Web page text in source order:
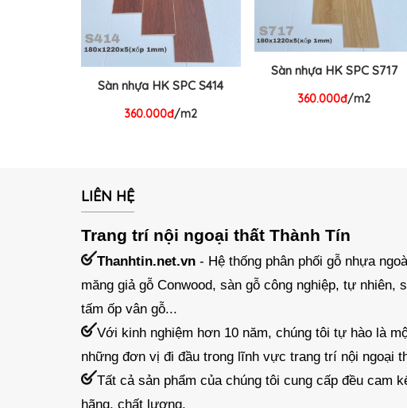
Sàn nhựa HK SPC S414
360.000đ/m2
Sàn nhựa HK SPC S717
360.000đ/m2
LIÊN HỆ
Trang trí nội ngoại thất Thành Tín
Thanhtin.net.vn - Hệ thống phân phối gỗ nhựa
măng giả gỗ Conwood, sàn gỗ công nghiệp, tự nhiên,
tấm ốp vân gỗ...
Với kinh nghiệm hơn 10 năm, chúng tôi tự hào là
những đơn vị đi đầu trong lĩnh vực trang trí nội ngoại
Tất cả sản phẩm của chúng tôi cung cấp đều cam
hãng, chất lượng.